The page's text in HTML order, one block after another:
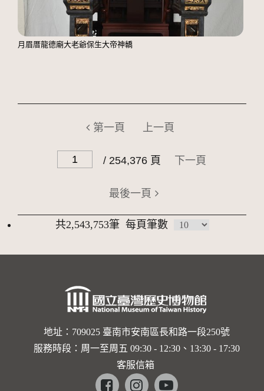
月眉厝龍德廟大老爺保生大帝神轎
第一頁 上一頁
/ 254,376 頁 下一頁
最後一頁
共2,543,753筆 每頁筆數
地址：709025 臺南市安南區長和路一段250號
服務時段：周一至周五 09:30 - 12:30、13:30 - 17:30
客服信箱
Facebookinstagramyoutube